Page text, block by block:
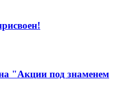
"Акции под знаменем